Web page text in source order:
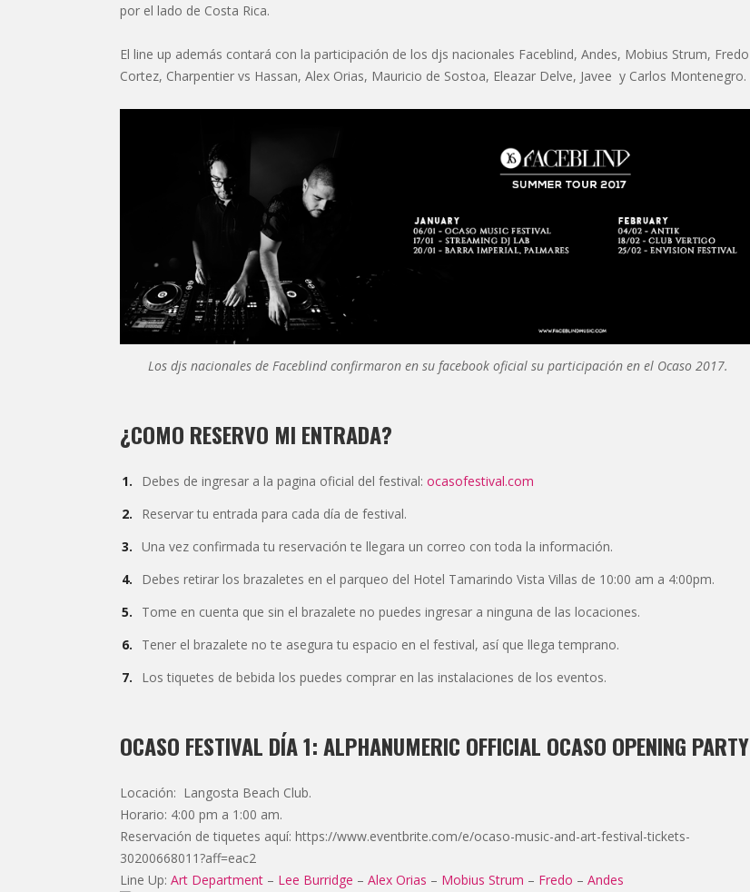
por el lado de Costa Rica.
El line up además contará con la participación de los djs nacionales Faceblind, Andes, Mobius Strum, Fredo
Cortez, Charpentier vs Hassan, Alex Orias, Mauricio de Sostoa, Eleazar Delve, Javee y Carlos Montenegro.
Los djs nacionales de Faceblind confirmaron en su facebook oficial su participación en el Ocaso 2017.
¿COMO RESERVO MI ENTRADA?
Debes de ingresar a la pagina oficial del festival: ocasofestival.com
Reservar tu entrada para cada día de festival.
Una vez confirmada tu reservación te llegara un correo con toda la información.
Debes retirar los brazaletes en el parqueo del Hotel Tamarindo Vista Villas de 10:00 am a 4:00pm.
Tome en cuenta que sin el brazalete no puedes ingresar a ninguna de las locaciones.
Tener el brazalete no te asegura tu espacio en el festival, así que llega temprano.
Los tiquetes de bebida los puedes comprar en las instalaciones de los eventos.
OCASO FESTIVAL DÍA 1: ALPHANUMERIC OFFICIAL OCASO OPENING PARTY
Locación: Langosta Beach Club.
Horario: 4:00 pm a 1:00 am.
Reservación de tiquetes aquí: https://www.eventbrite.com/e/ocaso-music-and-art-festival-tickets-
30200668011?aff=eac2
Line Up: Art Department – Lee Burridge – Alex Orias – Mobius Strum – Fredo – Andes